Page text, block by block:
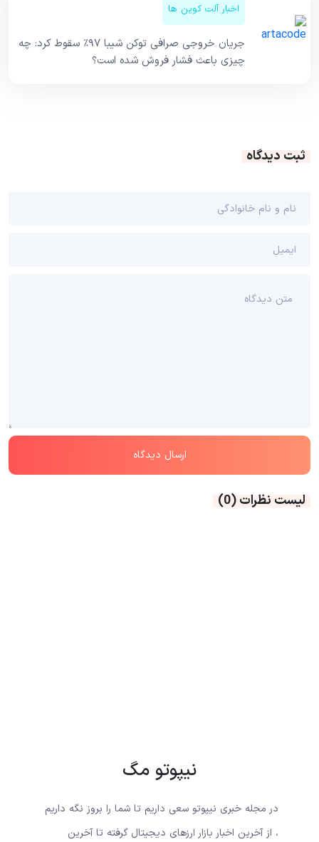
اخبار آلت کوین ها
جریان خروجی صرافی توکن شیبا ۹۷٪ سقوط کرد: چه
چیزی باعث فشار فروش شده است؟
ثبت دیدگاه
لیست نظرات(0)
نیپوتو مگ
در مجله خبری نیپوتو سعی داریم تا شما را بروز نگه داریم
، از آخرین اخبار بازار ارزهای دیجیتال گرفته تا آخرین